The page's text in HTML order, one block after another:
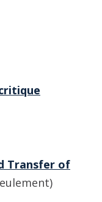
Transfer of